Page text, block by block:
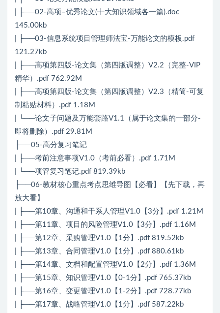
| ├──02-高项–优秀论文(十大知识领域各一篇).doc
145.00kb
| ├──03-信息系统项目管理师法宝-万能论文的模板.pdf
121.27kb
| ├──高项第四版-论文集（第四版调整）V2.2（完整-VIP
精华）.pdf 762.92M
| ├──高项第四版-论文集（第四版调整）V2.3（精简-可复
制粘贴材料）.pdf 1.18M
| └──论文子问题及万能套路V1.1（属于论文集的一部分-
即将删除）.pdf 29.81M
├──05-高分复习笔记
| ├──考前注意事项V1.0（考前必看）.pdf 1.71M
| └──项管复习笔记.pdf 819.39kb
├──06-教材核心重点考点思维导图【必看】【先下载，再
放大看】
| ├──第10章、沟通和干系人管理V1.0【3分】.pdf 1.21M
| ├──第11章、项目的风险管理V1.0【3分】.pdf 1.16M
| ├──第12章、采购管理V1.0【1分】.pdf 819.52kb
| ├──第13章、合同管理V1.0【1分】.pdf 880.61kb
| ├──第14章、文档和配置管理V1.0【2分】.pdf 1.36M
| ├──第15章、知识管理V1.0【0-1分】.pdf 765.37kb
| ├──第16章、变更管理V1.0【1-2分】.pdf 728.77kb
| ├──第17章、战略管理V1.0【1分】.pdf 587.22kb